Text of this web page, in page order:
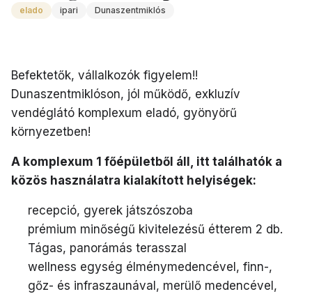
elado ipari Dunaszentmiklós
Befektetők, vállalkozók figyelem!!
Dunaszentmiklóson, jól működő, exkluzív
vendéglátó komplexum eladó, gyönyörű
környezetben!
A komplexum 1 főépületből áll, itt találhatók a
közös használatra kialakított helyiségek:
recepció, gyerek játszószoba
prémium minőségű kivitelezésű étterem 2 db.
Tágas, panorámás terasszal
wellness egység élménymedencével, finn-,
gőz- és infraszaunával, merülő medencével,